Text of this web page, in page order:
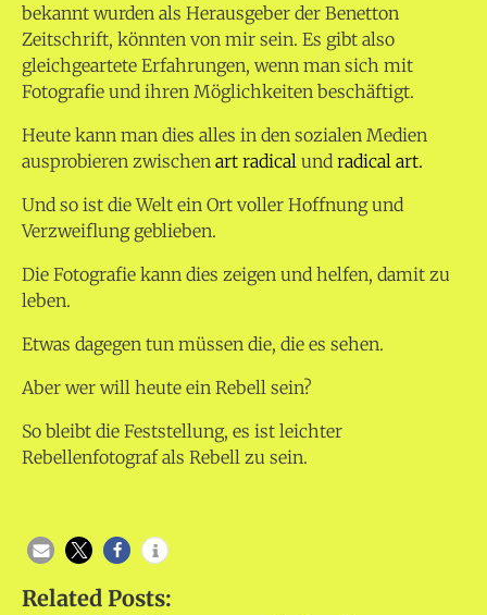
bekannt wurden als Herausgeber der Benetton
Zeitschrift, könnten von mir sein. Es gibt also
gleichgeartete Erfahrungen, wenn man sich mit
Fotografie und ihren Möglichkeiten beschäftigt.
Heute kann man dies alles in den sozialen Medien
ausprobieren zwischen art radical und radical art.
Und so ist die Welt ein Ort voller Hoffnung und
Verzweiflung geblieben.
Die Fotografie kann dies zeigen und helfen, damit zu
leben.
Etwas dagegen tun müssen die, die es sehen.
Aber wer will heute ein Rebell sein?
So bleibt die Feststellung, es ist leichter
Rebellenfotograf als Rebell zu sein.
Related Posts: